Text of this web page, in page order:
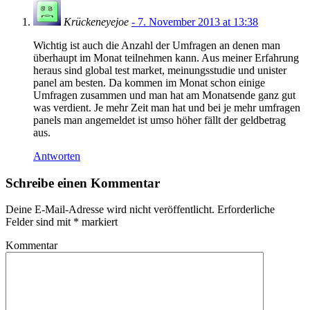
Krückeneyejoe - 7. November 2013 at 13:38
Wichtig ist auch die Anzahl der Umfragen an denen man
überhaupt im Monat teilnehmen kann. Aus meiner Erfahrung
heraus sind global test market, meinungsstudie und unister
panel am besten. Da kommen im Monat schon einige
Umfragen zusammen und man hat am Monatsende ganz gut
was verdient. Je mehr Zeit man hat und bei je mehr umfragen
panels man angemeldet ist umso höher fällt der geldbetrag
aus.
Antworten
Schreibe einen Kommentar
Deine E-Mail-Adresse wird nicht veröffentlicht. Erforderliche
Felder sind mit * markiert
Kommentar